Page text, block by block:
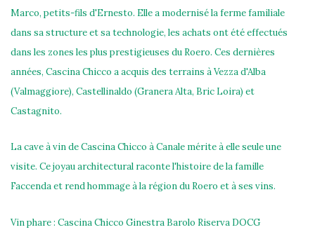
Marco, petits-fils d'Ernesto. Elle a modernisé la ferme familiale
dans sa structure et sa technologie, les achats ont été effectués
dans les zones les plus prestigieuses du Roero. Ces dernières
années, Cascina Chicco a acquis des terrains à Vezza d'Alba
(Valmaggiore), Castellinaldo (Granera Alta, Bric Loira) et
Castagnito.
La cave à vin de Cascina Chicco à Canale mérite à elle seule une
visite. Ce joyau architectural raconte l'histoire de la famille
Faccenda et rend hommage à la région du Roero et à ses vins.
Vin phare : Cascina Chicco Ginestra Barolo Riserva DOCG